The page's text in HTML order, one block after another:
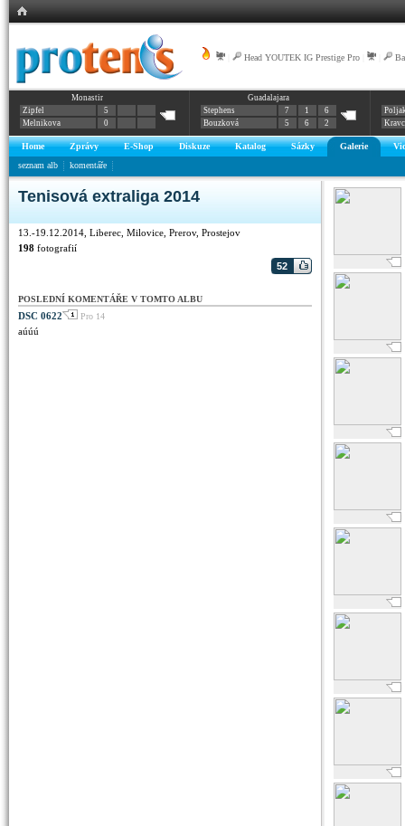
Head YOUTEK IG Prestige Pro
Monastir
Zipfel
5
Melnikova
0
Guadalajara
Stephens
7 1
6
Bouzková
5 6 2
Home Zprávy E-Shop Diskuze Katalog Sázky Galerie
seznam alb
komentáře
Tenisová extraliga 2014
13.-19.12.2014, Liberec, Milovice, Prerov, Prostejov
198 fotografií
52
POSLEDNÍ KOMENTÁŘE V TOMTO ALBU
DSC 0622 Pro 14
aúúú